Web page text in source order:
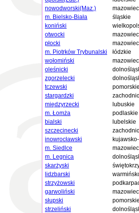
nowodworski(Maz.)
m. Bielsko-Biała
śląskie
koniński
otwocki
płocki
m. Piotrków Trybunalski
łódzkie
wołomiński
oleśnicki
zgorzelecki
tczewski
pomorskie
stargardzki
międzyrzecki
lubuskie
m. Łomża
podlaskie
bialski
lubelskie
szczecinecki
inowrocławski
m. Siedlce
m. Legnica
skarżyski
lidzbarski
strzyżowski
garwoliński
słupski
pomorskie
strzeliński